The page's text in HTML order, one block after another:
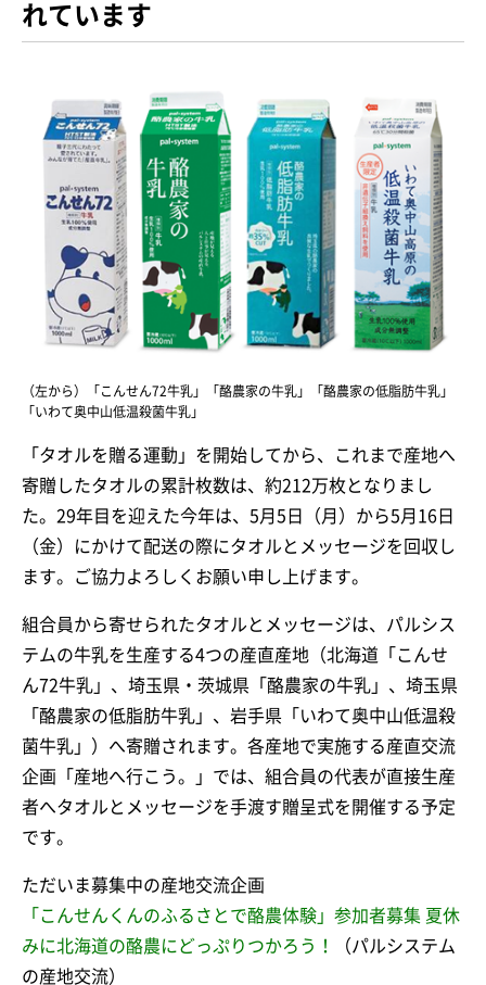
れています
（左から）「こんせん72牛乳」「酪農家の牛乳」「酪農家の低脂肪牛乳」
「いわて奥中山低温殺菌牛乳」
「タオルを贈る運動」を開始してから、これまで産地へ
寄贈したタオルの累計枚数は、約212万枚となりまし
た。29年目を迎えた今年は、5月5日（月）から5月16日
（金）にかけて配送の際にタオルとメッセージを回収し
ます。ご協力よろしくお願い申し上げます。
組合員から寄せられたタオルとメッセージは、パルシス
テムの牛乳を生産する4つの産直産地（北海道「こんせ
ん72牛乳」、埼玉県・茨城県「酪農家の牛乳」、埼玉県
「酪農家の低脂肪牛乳」、岩手県「いわて奥中山低温殺
菌牛乳」）へ寄贈されます。各産地で実施する産直交流
企画「産地へ行こう。」では、組合員の代表が直接生産
者へタオルとメッセージを手渡す贈呈式を開催する予定
です。
ただいま募集中の産地交流企画
「こんせんくんのふるさとで酪農体験」参加者募集 夏休
みに北海道の酪農にどっぷりつかろう！
（パルシステム
の産地交流）